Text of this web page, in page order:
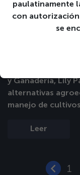
paulatinamente
con
se
ENA, CENTA
congreso
para la
Última modificación:
Con la
y Ganadería, Lily
alternativas
manejo de
Leer
1